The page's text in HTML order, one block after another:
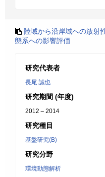
陸域から沿岸域への放射
態系への影響評価
研究代表者
長尾 誠也
研究期間 (年度)
2012 – 2014
研究種目
基盤研究(B)
研究分野
環境動態解析